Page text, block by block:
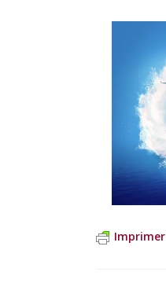
Imprimer